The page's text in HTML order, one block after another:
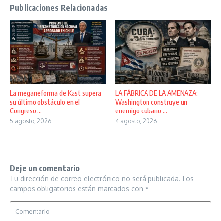
Publicaciones Relacionadas
La megarreforma de Kast supera
su último obstáculo en el
Congreso ...
5 agosto, 2026
LA FÁBRICA DE LA AMENAZA:
Washington construye un
enemigo cubano ...
4 agosto, 2026
Deje un comentario
Tu dirección de correo electrónico no será publicada. Los
campos obligatorios están marcados con *